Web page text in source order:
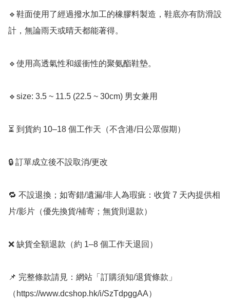
🔹鞋面使用了經過撥水加工的橡膠料製造，鞋底亦有防滑設
計，無論雨天或晴天都能著得。
🔹使用高透氣性和緩衝性的聚氨酯鞋墊。
🔹size: 3.5 ~ 11.5 (22.5 ~ 30cm) 男女兼用
⏳ 到貨約 10–18 個工作天（不含港/日公眾假期）
🔒 訂單成立後不設取消/更改
🔁 不設退換；如寄錯/遺漏/非人為瑕疵：收貨 7 天內提供相
片/影片（優先換貨/補寄；無貨則退款）
❌ 缺貨全額退款（約 1–8 個工作天退回）
📌 完整條款請見：網站「訂購須知/退貨條款」
（https://www.dcshop.hk/i/SzTdpggAA）